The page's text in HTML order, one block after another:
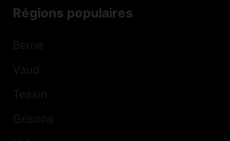
Régions populaires